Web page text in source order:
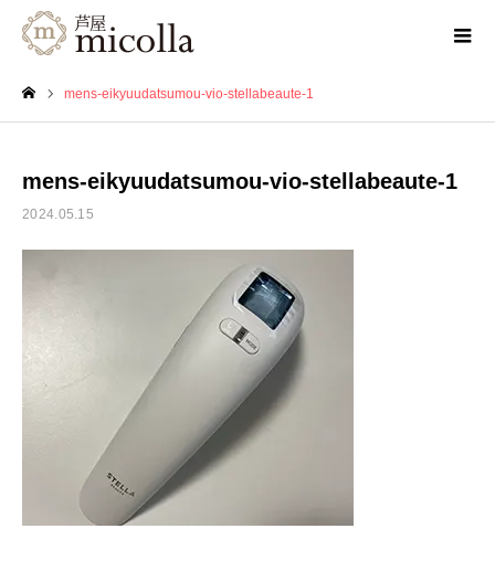
mens-eikyuudatsumou-vio-stellabeaute-1
mens-eikyuudatsumou-vio-stellabeaute-1
2024.05.15